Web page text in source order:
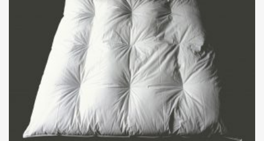
options
peuvent
être
choisies
sur
la
page
du
produit